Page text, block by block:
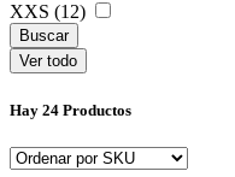
XXS (12)
Ver todo
Hay 24 Productos